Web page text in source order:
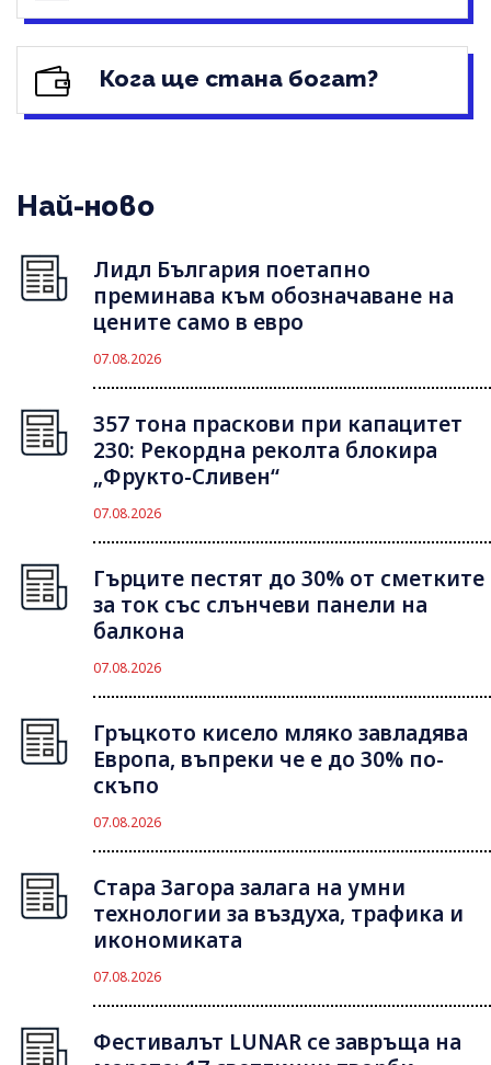
Кога ще стана богат?
Най-ново
Лидл България поетапно
преминава към обозначаване на
цените само в евро
07.08.2026
357 тона праскови при капацитет
230: Рекордна реколта блокира
„Фрукто-Сливен“
07.08.2026
Гърците пестят до 30% от сметките
за ток със слънчеви панели на
балкона
07.08.2026
Гръцкото кисело мляко завладява
Европа, въпреки че е до 30% по-
скъпо
07.08.2026
Стара Загора залага на умни
технологии за въздуха, трафика и
икономиката
07.08.2026
Фестивалът LUNAR се завръща на